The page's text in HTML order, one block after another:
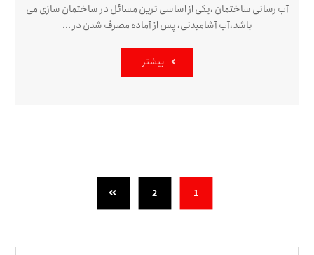
آب رسانی ساختمان ،یکی از اساسی ترین مسائل در ساختمان سازی می
باشد،آب آشامیدنی، پس از آماده مصرف شدن در ...
بیشتر
1
2